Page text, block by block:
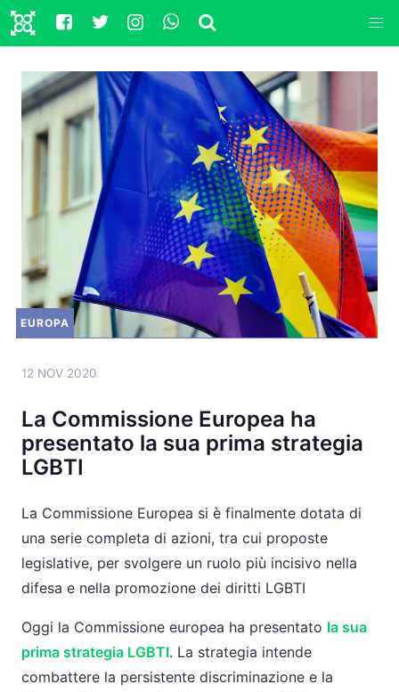
EUROPA
12 NOV 2020
La Commissione Europea ha
presentato la sua prima strategia
LGBTI
La Commissione Europea si è finalmente dotata di
una serie completa di azioni, tra cui proposte
legislative, per svolgere un ruolo più incisivo nella
difesa e nella promozione dei diritti LGBTI
Oggi la Commissione europea ha presentato la sua
prima strategia LGBTI. La strategia intende
combattere la persistente discriminazione e la